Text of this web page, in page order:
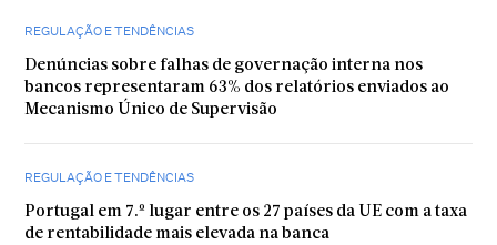
REGULAÇÃO E TENDÊNCIAS
Denúncias sobre falhas de governação interna nos
bancos representaram 63% dos relatórios enviados ao
Mecanismo Único de Supervisão
REGULAÇÃO E TENDÊNCIAS
Portugal em 7.º lugar entre os 27 países da UE com a taxa
de rentabilidade mais elevada na banca